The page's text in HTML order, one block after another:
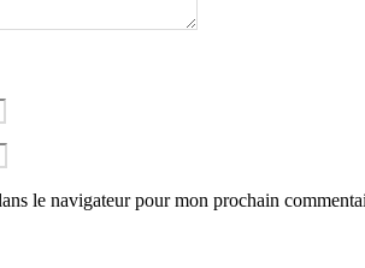
le navigateur pour mon prochain